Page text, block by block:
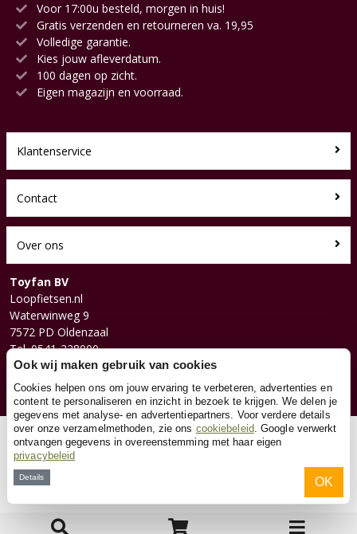
Voor 17:00u besteld, morgen in huis!
Gratis verzenden en retourneren va. 19,95
Volledige garantie.
Kies jouw afleverdatum.
100 dagen op zicht.
Eigen magazijn en voorraad.
Klantenservice
Contact
Over ons
Toyfan BV
Loopfietsen.nl
Waterwinweg 9
7572 PD Oldenzaal
Tel. 0541-228000
Facebook
Instagram
© 2026 Toyfan BV
Ook wij maken gebruik van cookies
Cookies helpen ons om jouw ervaring te verbeteren, advertenties en
content te personaliseren en inzicht in bezoek te krijgen. We delen je
gegevens met analyse- en advertentiepartners. Voor verdere details
over onze verzamelmethoden, zie ons cookiebeleid. Google verwerkt
ontvangen gegevens in overeenstemming met haar eigen
privacybeleid
Details OK